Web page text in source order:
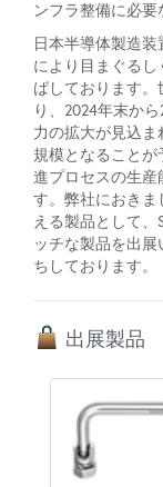
ンフラ整備に必
日本半導体製造
により目まぐる
ばしております
り、2024年末か
力の拡大が見込
規模となること
進プロセスの生
す。弊社におき
える製品として
ッチな製品を出
ちしております。
出展製品